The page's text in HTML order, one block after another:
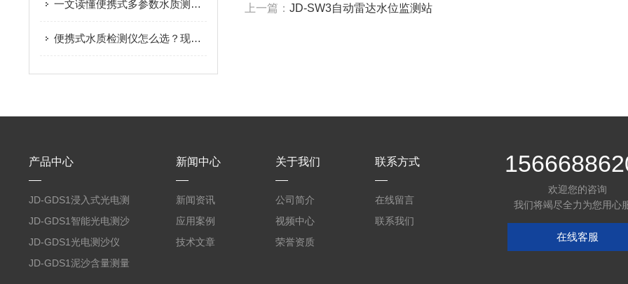
一文读懂便携式多参数水质测定仪，户外检测不再难
便携式水质检测仪怎么选？现场水质检测实用指南
上一篇：JD-SW3自动雷达水位监测站
产品中心
JD-GDS1浸入式光电测
沙仪
JD-GDS1智能光电测沙
仪
JD-GDS1光电测沙仪
JD-GDS1泥沙含量测量
新闻中心
新闻资讯
应用案例
技术文章
关于我们
公司简介
视频中心
荣誉资质
联系方式
在线留言
联系我们
欢迎您的咨询
我们将竭尽全力为您用心
在线客服